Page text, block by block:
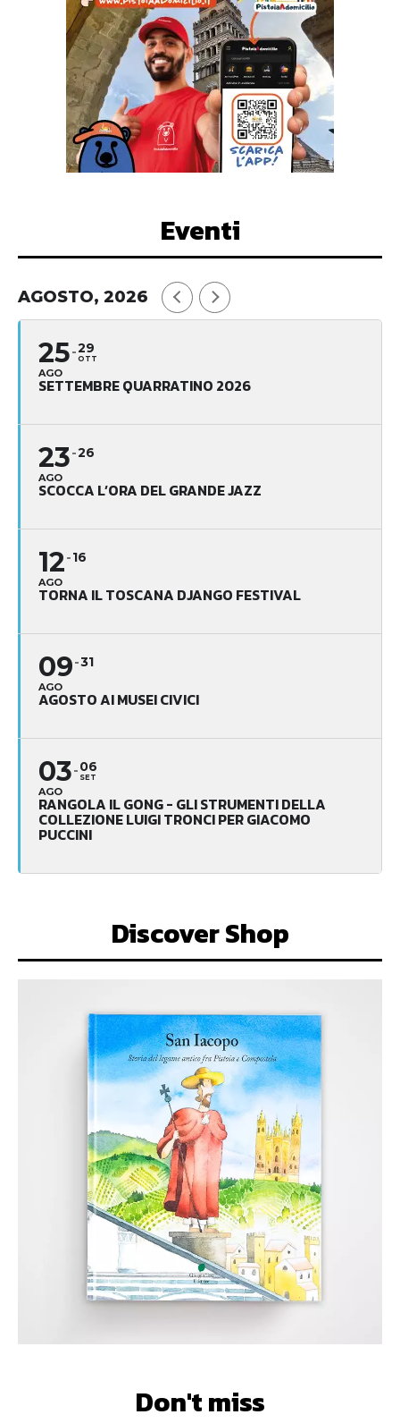
Eventi
AGOSTO, 2026
25
AGO
29
OTT
SETTEMBRE QUARRATINO 2026
23
AGO
26
SCOCCA L’ORA DEL GRANDE JAZZ
12
AGO
16
TORNA IL TOSCANA DJANGO FESTIVAL
09
AGO
31
AGOSTO AI MUSEI CIVICI
03
AGO
06
SET
RANGOLA IL GONG - GLI STRUMENTI DELLA
COLLEZIONE LUIGI TRONCI PER GIACOMO
PUCCINI
Discover Shop
Don't miss